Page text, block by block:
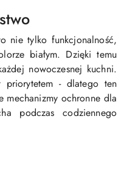
nie tylko funkcjonalność,
białym. Dzięki temu
nowoczesnej kuchni.
priorytetem - dlatego ten
mechanizmy ochronne dla
podczas codziennego